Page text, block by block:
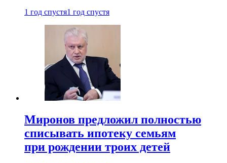
1 год спустя1 год спустя
Миронов предложил полностью
списывать ипотеку семьям
при рождении троих детей